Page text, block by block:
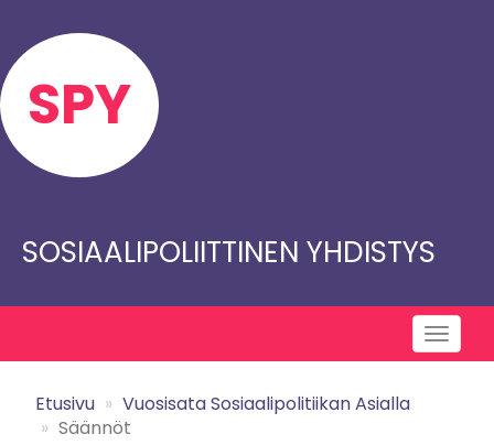
main
content
SPY
SOSIAALIPOLIITTINEN YHDISTYS
Toggle
Etusivu
Vuosisata Sosiaalipolitiikan Asialla
Säännöt